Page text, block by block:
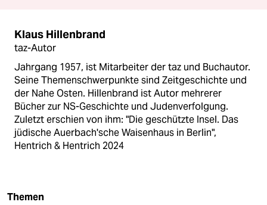
Klaus Hillenbrand
taz-Autor
Jahrgang 1957, ist Mitarbeiter der taz und Buchautor.
Seine Themenschwerpunkte sind Zeitgeschichte und
der Nahe Osten. Hillenbrand ist Autor mehrerer
Bücher zur NS-Geschichte und Judenverfolgung.
Zuletzt erschien von ihm: "Die geschützte Insel. Das
jüdische Auerbach'sche Waisenhaus in Berlin",
Hentrich & Hentrich 2024
Themen